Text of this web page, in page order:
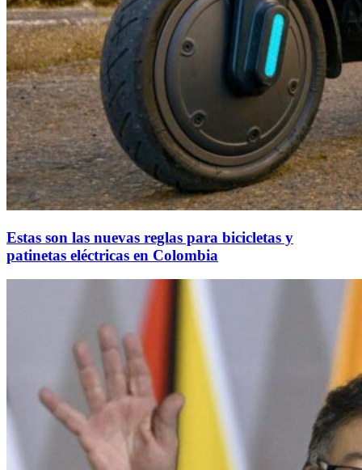
Estas son las nuevas reglas para bicicletas y
patinetas eléctricas en Colombia